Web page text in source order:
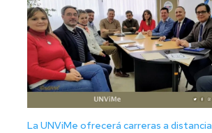
La UNViMe ofrecerá carreras a distancia